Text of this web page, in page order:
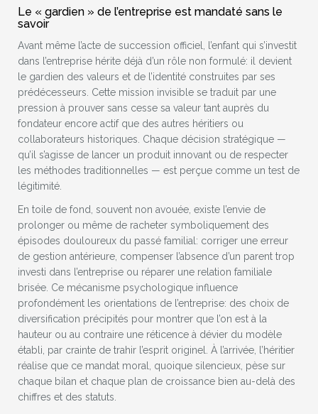
Le « gardien » de l’entreprise est mandaté sans le
savoir
Avant même l’acte de succession officiel, l’enfant qui s’investit
dans l’entreprise hérite déjà d’un rôle non formulé: il devient
le gardien des valeurs et de l’identité construites par ses
prédécesseurs. Cette mission invisible se traduit par une
pression à prouver sans cesse sa valeur tant auprès du
fondateur encore actif que des autres héritiers ou
collaborateurs historiques. Chaque décision stratégique —
qu’il s’agisse de lancer un produit innovant ou de respecter
les méthodes traditionnelles — est perçue comme un test de
légitimité.
En toile de fond, souvent non avouée, existe l’envie de
prolonger ou même de racheter symboliquement des
épisodes douloureux du passé familial: corriger une erreur
de gestion antérieure, compenser l’absence d’un parent trop
investi dans l’entreprise ou réparer une relation familiale
brisée. Ce mécanisme psychologique influence
profondément les orientations de l’entreprise: des choix de
diversification précipités pour montrer que l’on est à la
hauteur ou au contraire une réticence à dévier du modèle
établi, par crainte de trahir l’esprit originel. À l’arrivée, l’héritier
réalise que ce mandat moral, quoique silencieux, pèse sur
chaque bilan et chaque plan de croissance bien au-delà des
chiffres et des statuts.